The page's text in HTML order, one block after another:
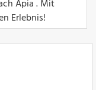
Apia . Mit
Erlebnis!